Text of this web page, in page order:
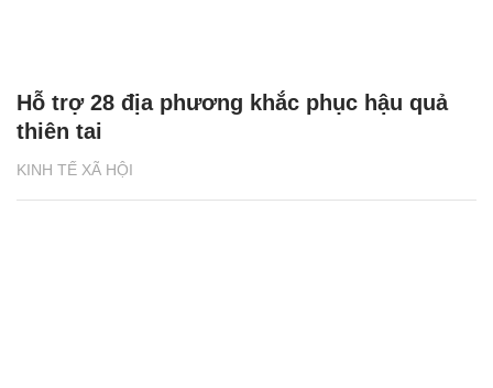
KINH TẾ XÃ HỘI
Hỗ trợ 28 địa phương khắc phục hậu quả
thiên tai